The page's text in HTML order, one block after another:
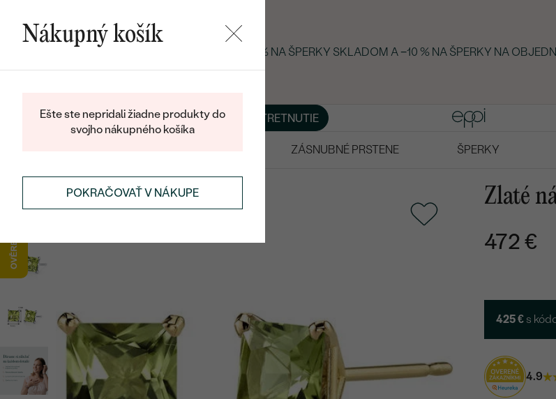
LETNÝ BLACK FRIDAY: −25 % NA ŠPERKY SKLADOM A −10 % NA ŠPERKY NA
BLOGŠPERKY NA MIERU DOHODNÚŤ STRETNUTIE
ZÁSNUBNÉ PRSTENE ŠPERKY
NÁUŠNICENÁUŠNICE S DRAHOKAMAMI
Zlaté
472 €
425 € s
4.9
Nákupný košík
Ešte ste nepridali žiadne produkty do
svojho nákupného košíka
POKRAČOVAŤ V NÁKUPE